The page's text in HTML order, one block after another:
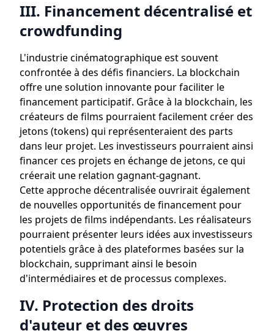
III. Financement décentralisé et
crowdfunding
L'industrie cinématographique est souvent
confrontée à des défis financiers. La blockchain
offre une solution innovante pour faciliter le
financement participatif. Grâce à la blockchain, les
créateurs de films pourraient facilement créer des
jetons (tokens) qui représenteraient des parts
dans leur projet. Les investisseurs pourraient ainsi
financer ces projets en échange de jetons, ce qui
créerait une relation gagnant-gagnant.
Cette approche décentralisée ouvrirait également
de nouvelles opportunités de financement pour
les projets de films indépendants. Les réalisateurs
pourraient présenter leurs idées aux investisseurs
potentiels grâce à des plateformes basées sur la
blockchain, supprimant ainsi le besoin
d'intermédiaires et de processus complexes.
IV. Protection des droits
d'auteur et des œuvres